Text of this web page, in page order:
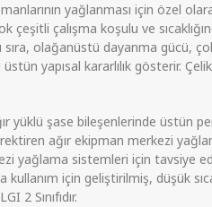
yağlanması için özel
çalışma koşulu ve
olağanüstü dayanma gücü,
yapısal kararlılık gösterir.
yüklü şase bileşenlerinde üstün
ağır ekipman merkezi
yağlama sistemleri için tavsiye
için geliştirilmiş, düşük
2 Sınıfıdır.